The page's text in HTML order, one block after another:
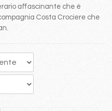
affascinante che è
Costa Crociere che